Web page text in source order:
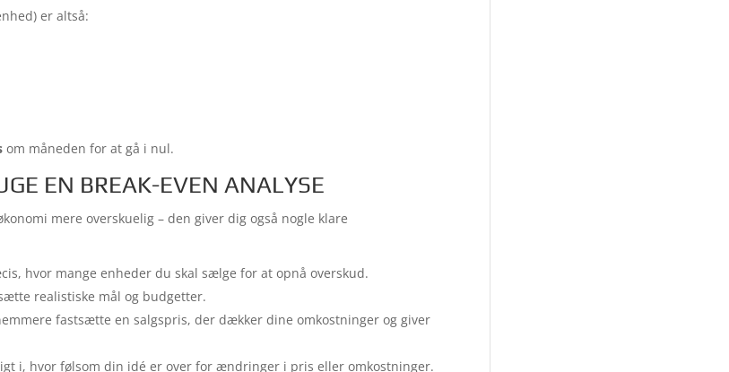
er altså:
om måneden for at gå i nul.
EN BREAK-EVEN ANALYSE
mere overskuelig – den giver dig også nogle klare
hvor mange enheder du skal sælge for at opnå overskud.
realistiske mål og budgetter.
fastsætte en salgspris, der dækker dine omkostninger og giver
i, hvor følsom din idé er over for ændringer i pris eller omkostninger.